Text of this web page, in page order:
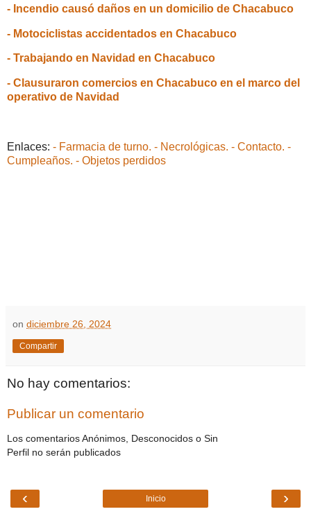
- Incendio causó daños en un domicilio de Chacabuco
- Motociclistas accidentados en Chacabuco
- Trabajando en Navidad en Chacabuco
- Clausuraron comercios en Chacabuco en el marco del
operativo de Navidad
Enlaces: - Farmacia de turno. - Necrológicas. - Contacto. -
Cumpleaños. - Objetos perdidos
on diciembre 26, 2024
Compartir
No hay comentarios:
Publicar un comentario
Los comentarios Anónimos, Desconocidos o Sin
Perfil no serán publicados
‹ ›
Inicio